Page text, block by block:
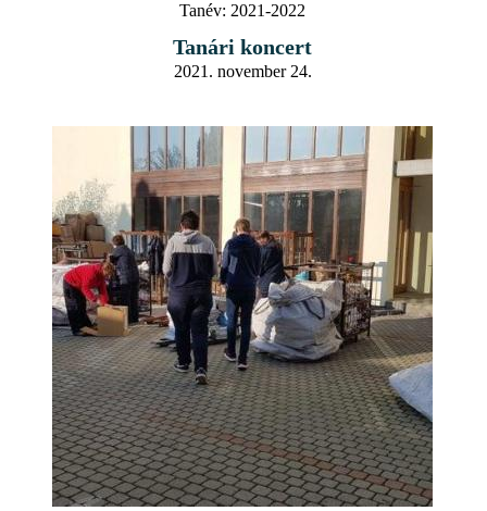
Tanév: 2021-2022
Tanári koncert
2021. november 24.